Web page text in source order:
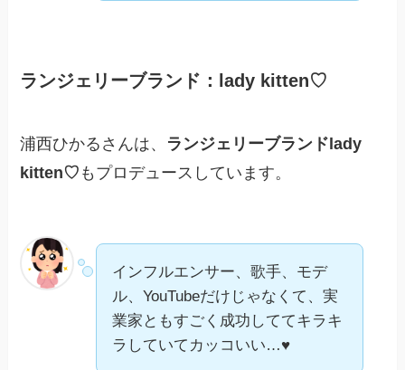
ランジェリーブランド：lady kitten♡
浦西ひかるさんは、 ランジェリーブランドlady
kitten♡ もプロデュースしています。
インフルエンサー、歌手、モデ
ル、YouTubeだけじゃなくて、実
業家ともすごく成功しててキラキ
ラしていてカッコいい…♥